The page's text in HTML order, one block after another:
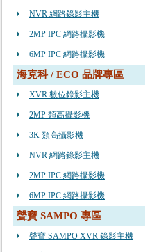
NVR 網路錄影主機
2MP IPC 網路攝影機
6MP IPC 網路攝影機
海克科 / ECO 品牌專區
XVR 數位錄影主機
2MP 類高攝影機
3K 類高攝影機
NVR 網路錄影主機
2MP IPC 網路攝影機
6MP IPC 網路攝影機
聲寶 SAMPO 專區
聲寶 SAMPO XVR 錄影主機